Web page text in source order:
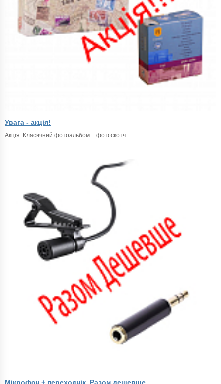
Увага - акція!
Акція: Класичний фотоальбом + фотоскотч
Мікрофон + переходнік. Разом дешевше.